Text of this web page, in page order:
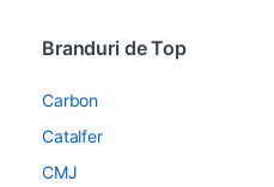
Branduri de Top
Carbon
Catalfer
CMJ